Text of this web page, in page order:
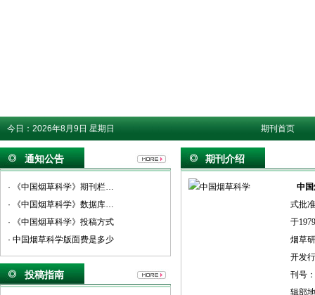
今日： 2026年8月9日 星期日 期刊首页
通知公告
· 《中国烟草科学》期刊栏目设置
· 《中国烟草科学》数据库收录影响力
· 《中国烟草科学》投稿方式
· 中国烟草科学版面费是多少
投稿指南
期刊介绍
中
式批
于
烟草
开发
刊号
辑部